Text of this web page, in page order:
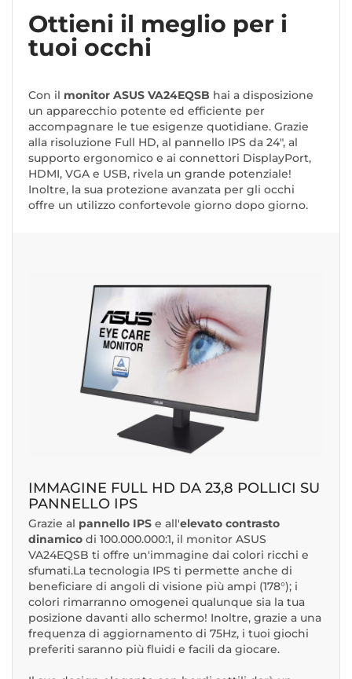
Ottieni il meglio per i
tuoi occhi
Con il monitor ASUS VA24EQSB hai a disposizione
un apparecchio potente ed efficiente per
accompagnare le tue esigenze quotidiane. Grazie
alla risoluzione Full HD, al pannello IPS da 24", al
supporto ergonomico e ai connettori DisplayPort,
HDMI, VGA e USB, rivela un grande potenziale!
Inoltre, la sua protezione avanzata per gli occhi
offre un utilizzo confortevole giorno dopo giorno.
IMMAGINE FULL HD DA 23,8 POLLICI SU
PANNELLO IPS
Grazie al pannello IPS e all'elevato contrasto
dinamico di 100.000.000:1, il monitor ASUS
VA24EQSB ti offre un'immagine dai colori ricchi e
sfumati.La tecnologia IPS ti permette anche di
beneficiare di angoli di visione più ampi (178°); i
colori rimarranno omogenei qualunque sia la tua
posizione davanti allo schermo! Inoltre, grazie a una
frequenza di aggiornamento di 75Hz, i tuoi giochi
preferiti saranno più fluidi e facili da giocare.